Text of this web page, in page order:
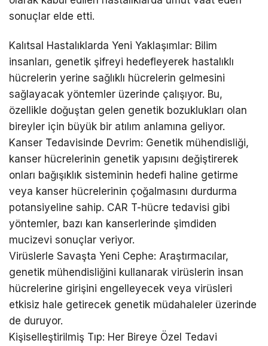
sonuçlar elde etti.
Kalıtsal Hastalıklarda Yeni Yaklaşımlar: Bilim
insanları, genetik şifreyi hedefleyerek hastalıklı
hücrelerin yerine sağlıklı hücrelerin gelmesini
sağlayacak yöntemler üzerinde çalışıyor. Bu,
özellikle doğuştan gelen genetik bozuklukları olan
bireyler için büyük bir atılım anlamına geliyor.
Kanser Tedavisinde Devrim: Genetik mühendisliği,
kanser hücrelerinin genetik yapısını değiştirerek
onları bağışıklık sisteminin hedefi haline getirme
veya kanser hücrelerinin çoğalmasını durdurma
potansiyeline sahip. CAR T-hücre tedavisi gibi
yöntemler, bazı kan kanserlerinde şimdiden
mucizevi sonuçlar veriyor.
Virüslerle Savaşta Yeni Cephe: Araştırmacılar,
genetik mühendisliğini kullanarak virüslerin insan
hücrelerine girişini engelleyecek veya virüsleri
etkisiz hale getirecek genetik müdahaleler üzerinde
de duruyor.
Kişiselleştirilmiş Tıp: Her Bireye Özel Tedavi